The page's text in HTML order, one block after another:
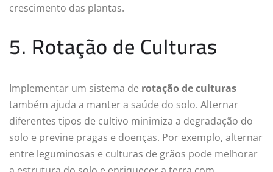
crescimento das plantas.
5. Rotação de Culturas
Implementar um sistema de rotação de culturas
também ajuda a manter a saúde do solo. Alternar
diferentes tipos de cultivo minimiza a degradação do
solo e previne pragas e doenças. Por exemplo, alternar
entre leguminosas e culturas de grãos pode melhorar